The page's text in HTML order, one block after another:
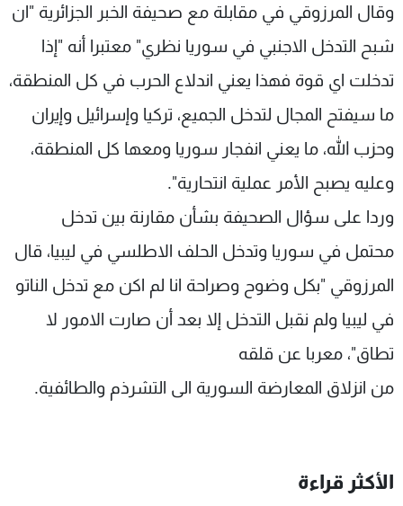
وقال المرزوقي في مقابلة مع صحيفة الخبر الجزائرية "ان
شبح التدخل الاجنبي في سوريا نظري" معتبرا أنه "إذا
تدخلت اي قوة فهذا يعني اندلاع الحرب في كل المنطقة،
ما سيفتح المجال لتدخل الجميع، تركيا وإسرائيل وإيران
وحزب الله، ما يعني انفجار سوريا ومعها كل المنطقة،
وعليه يصبح الأمر عملية انتحارية".
وردا على سؤال الصحيفة بشأن مقارنة بين تدخل
محتمل في سوريا وتدخل الحلف الاطلسي في ليبيا، قال
المرزوقي "بكل وضوح وصراحة انا لم اكن مع تدخل الناتو
في ليبيا ولم نقبل التدخل إلا بعد أن صارت الامور لا
تطاق"، معربا عن قلقه
من انزلاق المعارضة السورية الى التشرذم والطائفية.
الأكثر قراءة
سياسة الخصوصية